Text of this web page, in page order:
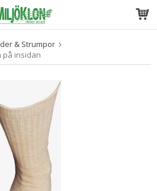
blivit tillagd i varukorgen
& Strumpor
på insidan